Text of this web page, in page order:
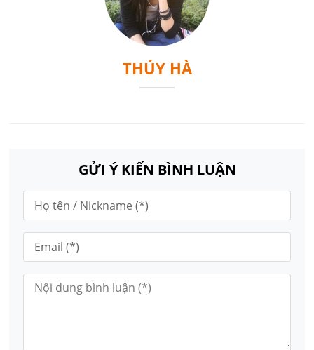
THÚY HÀ
GỬI Ý KIẾN BÌNH LUẬN